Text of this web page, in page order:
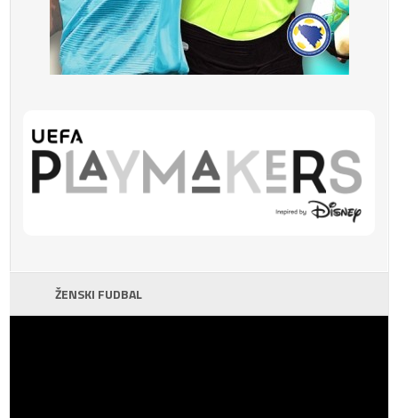
ŽENSKI FUDBAL